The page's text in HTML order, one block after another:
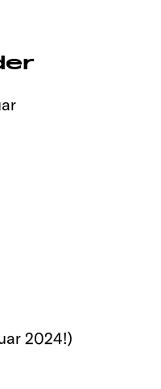
2024!)